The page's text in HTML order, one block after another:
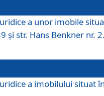
a unor imobile
și str. Hans Benkner nr.
a imobilului situat